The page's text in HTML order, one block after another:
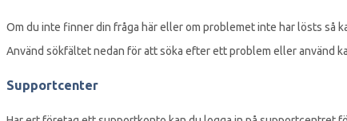
Om du inte finner din fråga här eller om problemet inte har lösts så
Använd sökfältet nedan för att söka efter ett problem eller använd
Supportcenter